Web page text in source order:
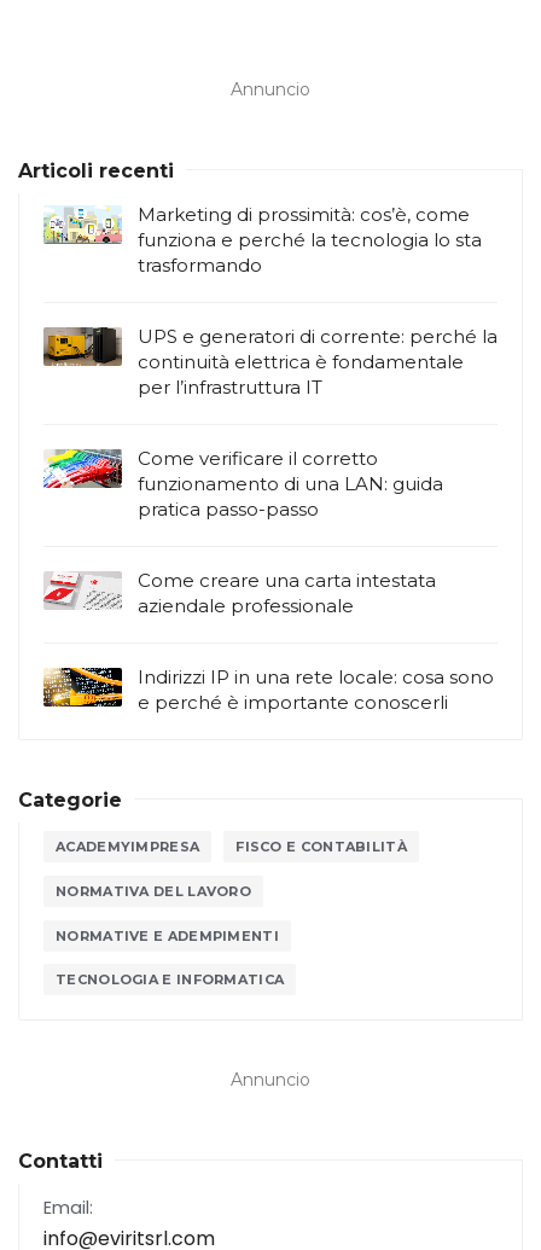
Annuncio
Articoli recenti
Marketing di prossimità: cos’è, come
funziona e perché la tecnologia lo sta
trasformando
UPS e generatori di corrente: perché la
continuità elettrica è fondamentale
per l’infrastruttura IT
Come verificare il corretto
funzionamento di una LAN: guida
pratica passo-passo
Come creare una carta intestata
aziendale professionale
Indirizzi IP in una rete locale: cosa sono
e perché è importante conoscerli
Categorie
ACADEMYIMPRESA FISCO E CONTABILITÀ
NORMATIVA DEL LAVORO
NORMATIVE E ADEMPIMENTI
TECNOLOGIA E INFORMATICA
Annuncio
Contatti
Email:
info@eviritsrl.com